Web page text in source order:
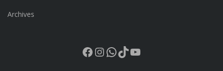
Archives
Facebook
Instagram
WhatsApp
TikTok
YouTube